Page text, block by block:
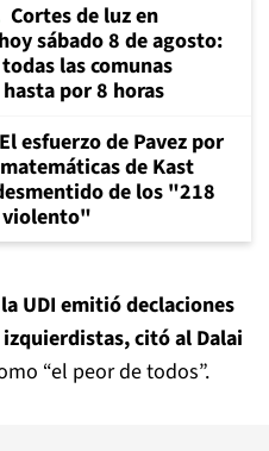
Cortes de luz en
sábado 8 de agosto:
las comunas
por 8 horas
El esfuerzo de Pavez por
de Kast
de los "218
UDI emitió declaciones
citó al Dalai
“el peor de todos”.